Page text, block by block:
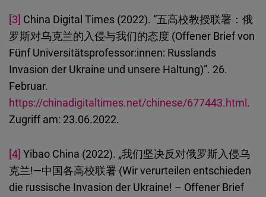
[3] China Digital Times (2022). “五高校教授联署：俄
罗斯对乌克兰的入侵与我们的态度 (Offener Brief von
Fünf Universitätsprofessor:innen: Russlands
Invasion der Ukraine und unsere Haltung)”. 26.
Februar.
https://chinadigitaltimes.net/chinese/677443.html.
Zugriff am: 23.06.2022.
[4] Yibao China (2022). „我们坚决反对俄罗斯入侵乌
克兰!—中国各高校联署 (Wir verurteilen entschieden
die russische Invasion der Ukraine! – Offener Brief